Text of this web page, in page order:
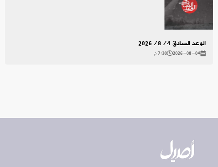
الوعد الصادق 2026/8/4
2026-08-04 7:30 م